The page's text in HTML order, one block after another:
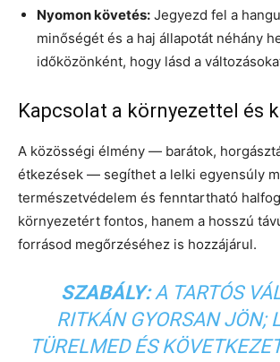
Nyomon követés: Jegyezd fel a
minőségét és a haj állapotát néhány
időközönként, hogy lásd a
Kapcsolat a környezettel és
A közösségi élmény — barátok,
étkezések — segíthet a lelki egyensúly
természetvédelem és fenntartható
környezetért fontos, hanem a hosszú
forrásod megőrzéséhez is hozzájárul.
SZABÁLY:A TARTÓS
RITKÁN GYORSAN JÖN;
TÜRELMED ÉS